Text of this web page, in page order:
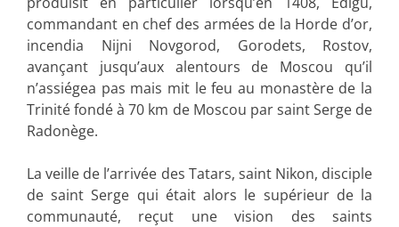
commandant en chef des armées de la Horde d’or,
incendia Nijni Novgorod, Gorodets, Rostov,
avançant jusqu’aux alentours de Moscou qu’il
n’assiégea pas mais mit le feu au monastère de la
Trinité fondé à 70 km de Moscou par saint Serge de
Radonège.
La veille de l’arrivée des Tatars, saint Nikon, disciple
de saint Serge qui était alors le supérieur de la
communauté, reçut une vision des saints